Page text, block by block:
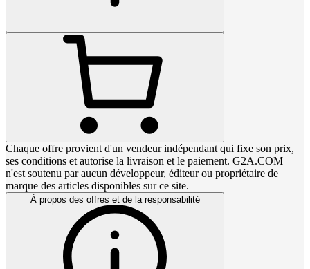
Chaque offre provient d'un vendeur indépendant qui fixe son prix,
ses conditions et autorise la livraison et le paiement. G2A.COM
n'est soutenu par aucun développeur, éditeur ou propriétaire de
marque des articles disponibles sur ce site.
À propos des offres et de la responsabilité